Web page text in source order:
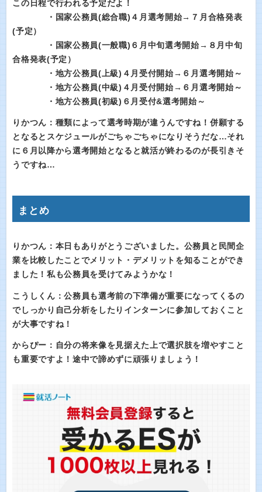
この日程で行われる予定だよ！
・国家公務員(総合職)４月選考開始→７月合格発表
(予定）
・国家公務員(一般職)６月中旬選考開始→８月中旬
合格発表(予定）
・地方公務員(上級)４月受付開始→６月選考開始～
・地方公務員(中級)４月受付開始→６月選考開始～
・地方公務員(初級)６月受付&選考開始～
りかつん：種類によって選考時期が違うんですね！併願する
となるとスケジュールがごちゃごちゃになりそうだな…それ
に６月以降から選考開始となると就活が終わるのが長引きそ
うですね…
まとめ
りかつん：本日もありがとうございました。公務員と民間企
業を比較したことでメリット・デメリットを知ることができ
ました！私も公務員を受けてみようかな！
こうしくん：公務員も選考前の下準備が重要になってくるの
でしっかり自己分析をしたりインターンに参加しておくこと
が大事ですね！
からぴー：自分の将来像を見据えた上で選択肢を増やすこと
も重要ですよ！途中で諦めずに頑張りましょう！